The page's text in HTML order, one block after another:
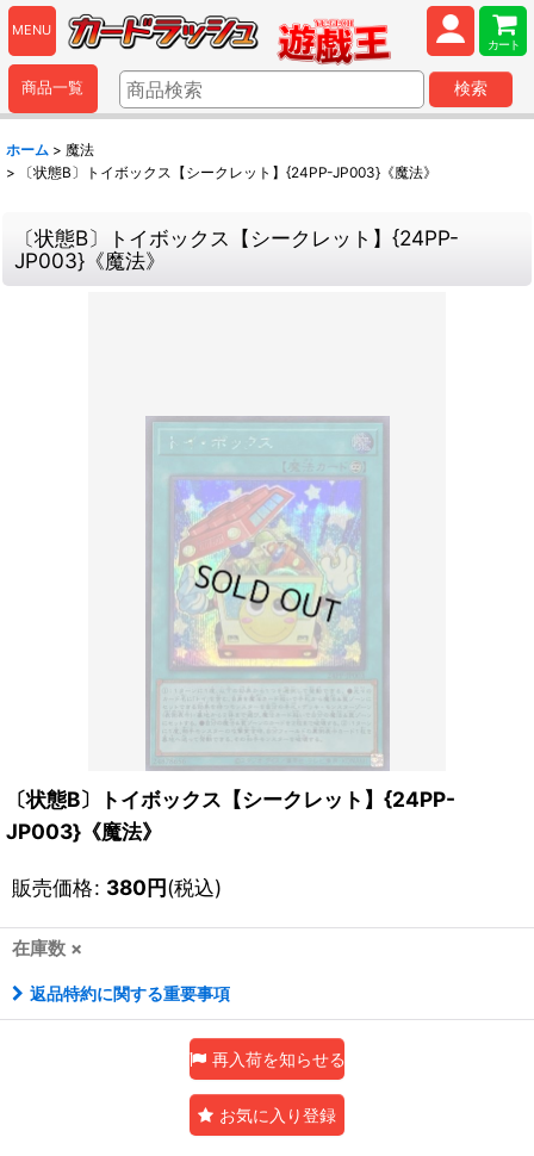
MENU
カート
商品一覧 検索
ホーム > 魔法
>
〔状態B〕トイボックス【シークレット】{24PP-JP003}《魔法》
〔状態B〕トイボックス【シークレット】{24PP-
JP003}《魔法》
〔状態B〕トイボックス【シークレット】{24PP-
JP003}《魔法》
販売価格: 380円(税込)
在庫数 ×
返品特約に関する重要事項
再入荷を知らせる
お気に入り登録